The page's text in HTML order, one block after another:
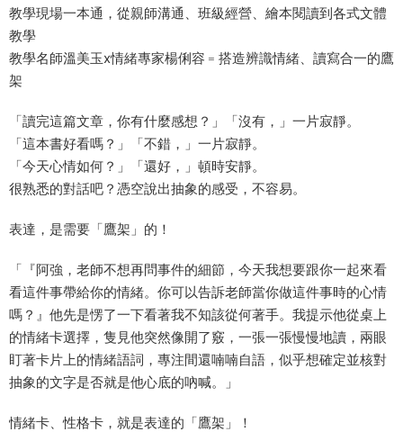
教學現場一本通，從親師溝通、班級經營、繪本閱讀到各式文體
教學
教學名師溫美玉x情緒專家楊俐容﹦搭造辨識情緒、讀寫合一的鷹
架
「讀完這篇文章，你有什麼感想？」「沒有，」一片寂靜。
「這本書好看嗎？」「不錯，」一片寂靜。
「今天心情如何？」「還好，」頓時安靜。
很熟悉的對話吧？憑空說出抽象的感受，不容易。
表達，是需要「鷹架」的！
「『阿強，老師不想再問事件的細節，今天我想要跟你一起來看
看這件事帶給你的情緒。你可以告訴老師當你做這件事時的心情
嗎？』他先是愣了一下看著我不知該從何著手。我提示他從桌上
的情緒卡選擇，隻見他突然像開了竅，一張一張慢慢地讀，兩眼
盯著卡片上的情緒語詞，專注間還喃喃自語，似乎想確定並核對
抽象的文字是否就是他心底的吶喊。」
情緒卡、性格卡，就是表達的「鷹架」！